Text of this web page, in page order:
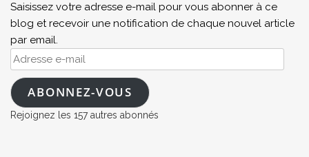
Saisissez votre adresse e-mail pour vous abonner à ce
blog et recevoir une notification de chaque nouvel article
par email.
Adresse
e-
mailABONNEZ-VOUS
Rejoignez les 157 autres abonnés